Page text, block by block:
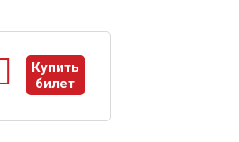
Купить
билет
ы